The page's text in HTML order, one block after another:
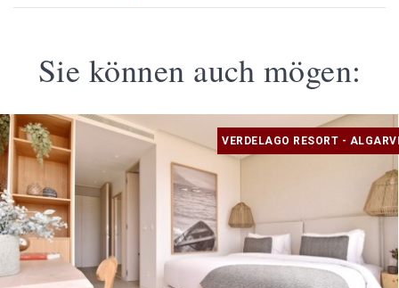
Sie können auch mögen:
VERDELAGO RESORT -